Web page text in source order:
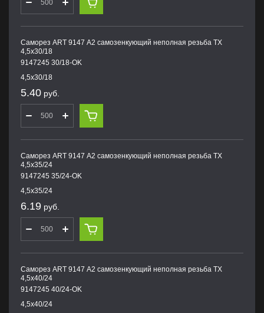
Саморез ART 9147 А2 самозенкующий неполная резьба TX
4,5х30/18
9147245 30/18-OK
4,5х30/18
5.40 руб.
Саморез ART 9147 А2 самозенкующий неполная резьба TX
4,5х35/24
9147245 35/24-OK
4,5х35/24
6.19 руб.
Саморез ART 9147 А2 самозенкующий неполная резьба TX
4,5х40/24
9147245 40/24-OK
4,5х40/24